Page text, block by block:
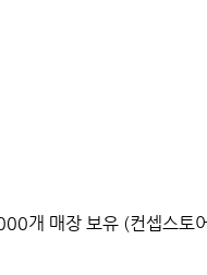
개 매장 보유 (컨셉스토